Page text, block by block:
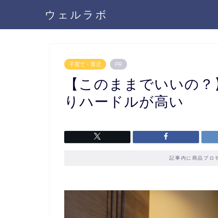
ウェルラボ
子育て・育児 PR
【このままでいいの
りハードルが高い
記事内に商品プロ